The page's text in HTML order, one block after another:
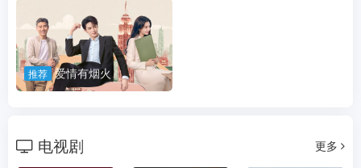
推荐 爱情有烟火
电视剧 更多